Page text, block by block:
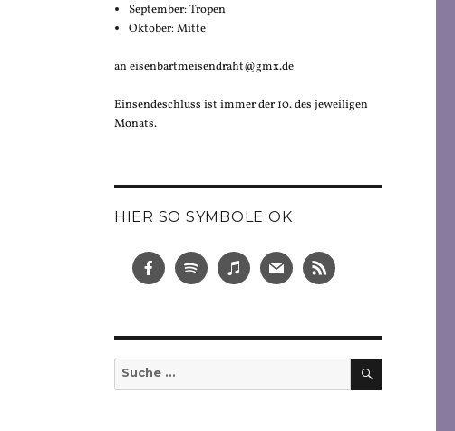
September: Tropen
Oktober: Mitte
an eisenbartmeisendraht@gmx.de
Einsendeschluss ist immer der 10. des jeweiligen
Monats.
HIER SO SYMBOLE OK
Suche
nach:
SUCHEN